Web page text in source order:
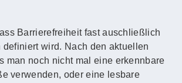
Barrierefreiheit fast auschließlich
wird. Nach den aktuellen
man noch nicht mal eine erkennbare
verwenden, oder eine lesbare